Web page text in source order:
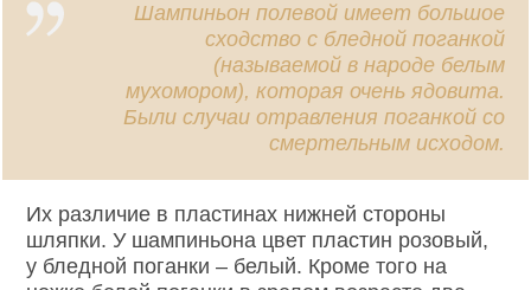
Шампиньон полевой имеет большое
сходство с бледной поганкой
(называемой в народе белым
мухомором), которая очень ядовита.
Были случаи отравления поганкой со
смертельным исходом.
Их различие в пластинах нижней стороны
шляпки. У шампиньона цвет пластин розовый,
у бледной поганки – белый. Кроме того на